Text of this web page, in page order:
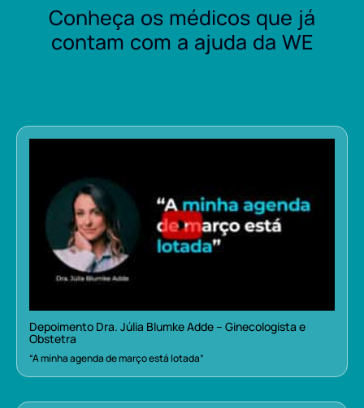
Conheça os médicos que já
contam com a ajuda da WE
Depoimento Dra. Júlia Blumke Adde – Ginecologista e
Obstetra
“A minha agenda de março está lotada”